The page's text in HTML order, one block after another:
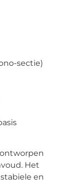
sectie)
Het
en